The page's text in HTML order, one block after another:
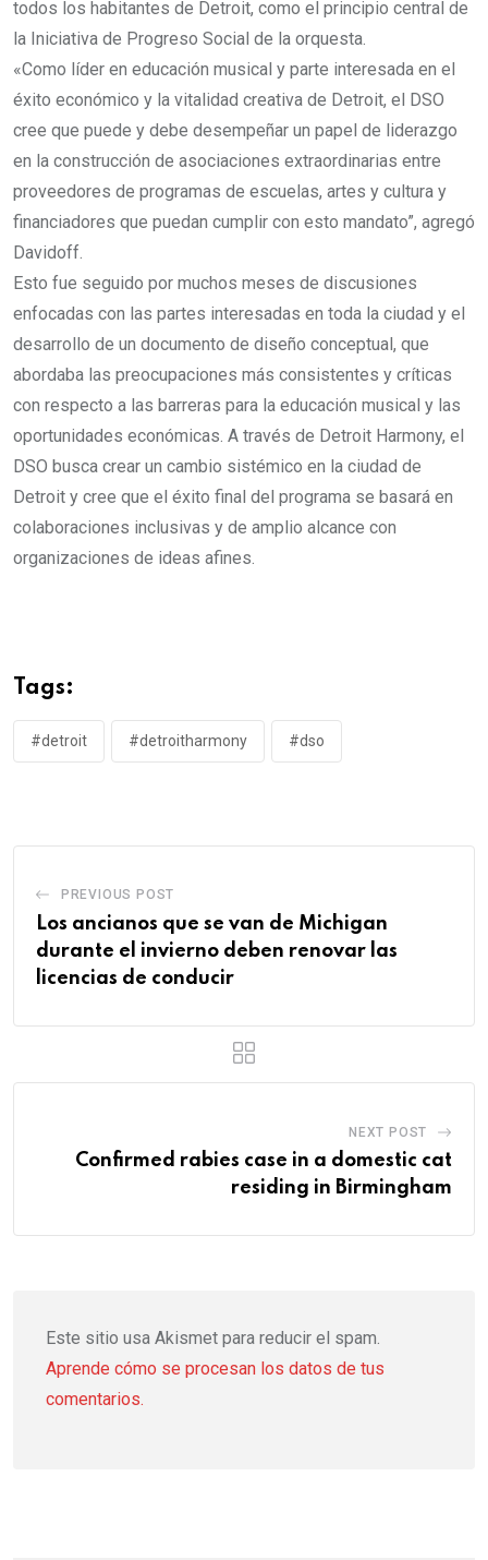
todos los habitantes de Detroit, como el principio central de
la Iniciativa de Progreso Social de la orquesta.
«Como líder en educación musical y parte interesada en el
éxito económico y la vitalidad creativa de Detroit, el DSO
cree que puede y debe desempeñar un papel de liderazgo
en la construcción de asociaciones extraordinarias entre
proveedores de programas de escuelas, artes y cultura y
financiadores que puedan cumplir con esto mandato”, agregó
Davidoff.
Esto fue seguido por muchos meses de discusiones
enfocadas con las partes interesadas en toda la ciudad y el
desarrollo de un documento de diseño conceptual, que
abordaba las preocupaciones más consistentes y críticas
con respecto a las barreras para la educación musical y las
oportunidades económicas. A través de Detroit Harmony, el
DSO busca crear un cambio sistémico en la ciudad de
Detroit y cree que el éxito final del programa se basará en
colaboraciones inclusivas y de amplio alcance con
organizaciones de ideas afines.
Tags:
#detroit #detroitharmony #dso
PREVIOUS POST
Los ancianos que se van de Michigan
durante el invierno deben renovar las
licencias de conducir
NEXT POST
Confirmed rabies case in a domestic cat
residing in Birmingham
Este sitio usa Akismet para reducir el spam.
Aprende cómo se procesan los datos de tus
comentarios.